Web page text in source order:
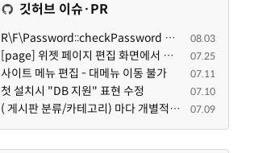
깃허브 이슈·PR
R\F\Password::checkPassword 함수 해시 알고리즘을 암시적으로 호출하는 경우 Argon2id 해시 비교 실패 08.03
[page] 위젯 페이지 편집 화면에서 위젯이 Context의 module_info를 덮어쓰면 저장이 ERR_ACT_IS_NOT_STANDALONE으로 실패 07.25
사이트 메뉴 편집 - 대메뉴 이동 불가 07.11
첫 설치시 "DB 지원" 표현 수정 07.10
( 게시판 분류/카테고리) 마다 개별적으로 타이틀브라우저 제목 및 seo설명 넣을 수 있으면 어떨지 해서 글 등록해봅니다. 07.09